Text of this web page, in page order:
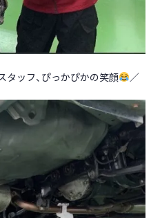
ッフ、ぴっかぴかの笑顔 ／